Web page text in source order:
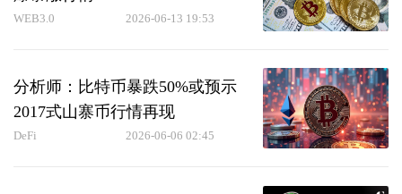
WEB3.0 2026-06-13 19:53
分析师：比特币暴跌50%或预示
2017式山寨币行情再现
DeFi 2026-06-06 02:45